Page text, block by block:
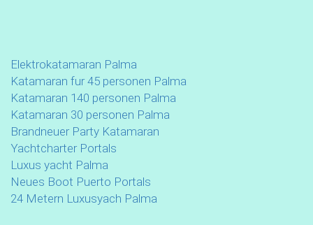
Elektrokatamaran Palma
Katamaran fur 45 personen Palma
Katamaran 140 personen Palma
Katamaran 30 personen Palma
Brandneuer Party Katamaran
Yachtcharter Portals
Luxus yacht Palma
Neues Boot Puerto Portals
24 Metern Luxusyach Palma